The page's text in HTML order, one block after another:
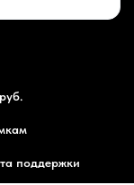
поддержки